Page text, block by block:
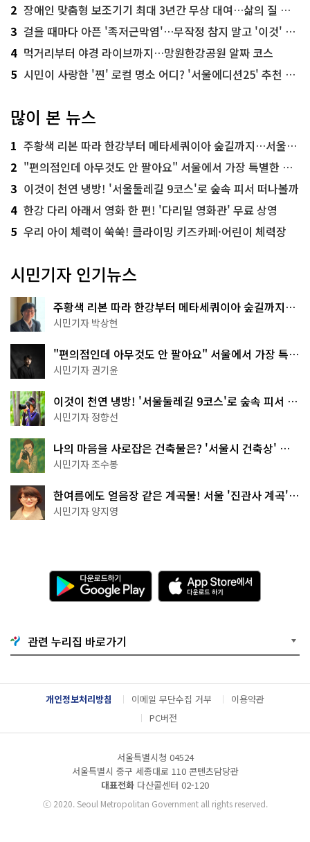
2 장애인 맞춤형 보조기기 최대 3년간 무상 대여…삶의 질 높인다
3 걸을 때마다 아픈 '족저근막염'…무작정 참지 말고 '이것' 해보세요!
4 먹거리부터 야경 라이브까지…망원한강공원 알짜 코스
5 시민이 사랑한 '찐' 로컬 명소 어디? '서울에디션25' 추천 코스
많이 본 뉴스
1 주황색 리본 따라 한강부터 메타세쿼이아 숲길까지…서울둘레길 15코스
2 "편의점인데 아무것도 안 팔아요" 서울에서 가장 특별한 편의점의 정체
3 이것이 천연 냉방! '서울둘레길 9코스'로 숲속 피서 떠나볼까
4 한강 다리 아래서 영화 한 편! '다리밑 영화관' 무료 상영
5 우리 아이 체력이 쑥쑥! 클라이밍 키즈카페·어린이 체력장
시민기자 인기뉴스
주황색 리본 따라 한강부터 메타세쿼이아 숲길까지…
서울둘레길 15코스
시민기자 박상현
"편의점인데 아무것도 안 팔아요" 서울에서 가장 특별
한 편의점의 정체
시민기자 권기윤
이것이 천연 냉방! '서울둘레길 9코스'로 숲속 피서 떠
나볼까
시민기자 정향선
나의 마음을 사로잡은 건축물은? '서울시 건축상' 수
상작 공개!
시민기자 조수봉
한여름에도 얼음장 같은 계곡물! 서울 '진관사 계곡'이
천국이네~
시민기자 양지영
다
운
로
기
G
o
g
l
e
l
A
p
p
e
서
다
운
드
관련 누리집 바로가기
개인정보처리방침 이메일 무단수집 거부
이용약관
PC버전
서울특별시청 04524
서울특별시 중구 세종대로 110 콘텐츠담당관
대표전화 다산콜센터 02-120
ⓒ2020. Seoul Metropolitan Government all rights reserved.